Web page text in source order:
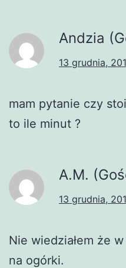
Andzia
13 grudnia,
mam pytanie czy
to ile minut ?
A.M.
13 grudnia,
Nie wiedziałem że
na ogórki.